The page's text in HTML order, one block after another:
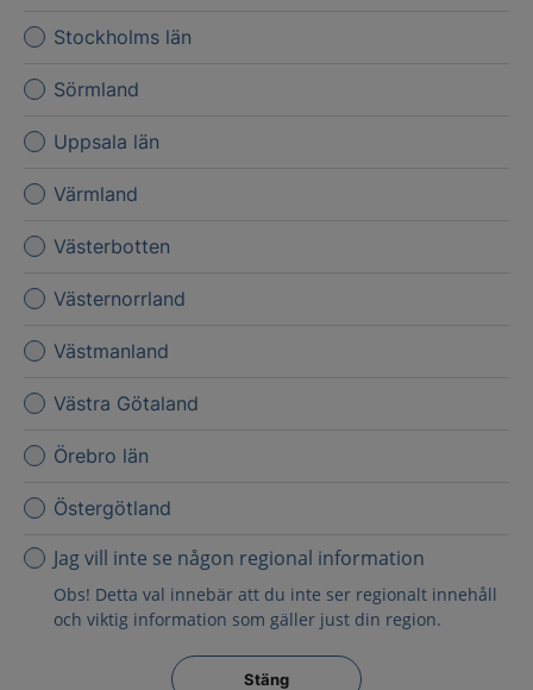
Stockholms län
Sörmland
Uppsala län
Värmland
Västerbotten
Västernorrland
Västmanland
Västra Götaland
Örebro län
Östergötland
Jag vill inte se någon regional information
Obs! Detta val innebär att du inte ser regionalt innehåll
och viktig information som gäller just din region.
Stäng regionsväljaren
Stäng